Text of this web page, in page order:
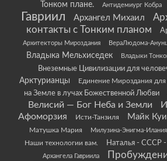
Тонком плане.
Антидемиург Кобра
Гавриил
Архангел Михаил
контакты с Тонким планом
Архитекторы Мироздания ВераЛюдома-
Владыка Мельхиседек Владыки
Внеземные Цивилизации для
Арктурианцы
Единение Мироздания
на Земле в лучах Божественной Любви
Велисий — Бог Неба и Земли
Афоморзия
Исти-Танзиля Майк
Матушка Мария Милузина-Энигма-Илания
Наши технологии вам.
Наталья - СССР
Архангела Гавриила